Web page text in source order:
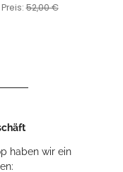
52,00 €
haben wir ein